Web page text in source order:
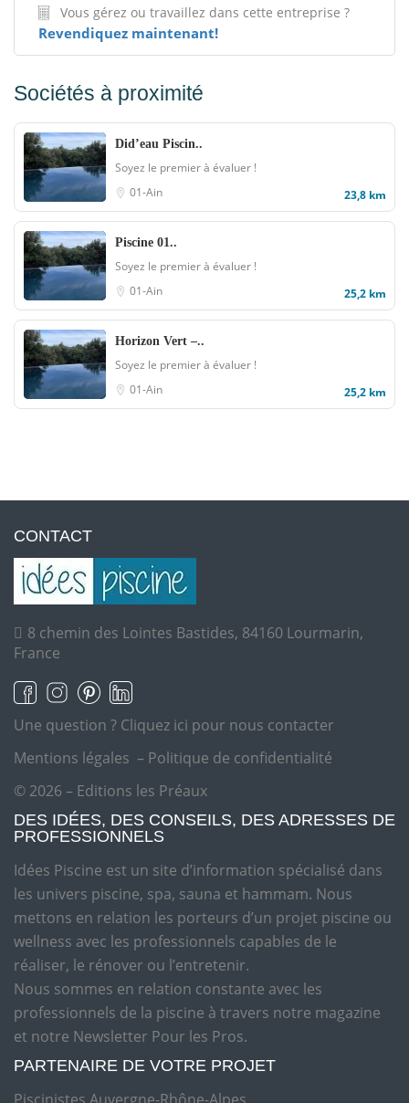
Vous gérez ou travaillez dans cette entreprise ?
Revendiquez maintenant!
Sociétés à proximité
Did’eau Piscin..
Soyez le premier à évaluer !
01-Ain
23,8 km
Piscine 01..
Soyez le premier à évaluer !
01-Ain
25,2 km
Horizon Vert –..
Soyez le premier à évaluer !
01-Ain
25,2 km
CONTACT
8 chemin des Lointes Bastides, 84160 Lourmarin,
France
Une question ? Cliquez ici pour nous contacter
Mentions légales – Politique de confidentialité
© 2026 – Editions les Préaux
DES IDÉES, DES CONSEILS, DES ADRESSES DE
PROFESSIONNELS
Idées Piscine est un site d’information spécialisé dans
les univers piscine, spa, sauna et hammam. Nous
mettons en relation les porteurs d’un projet piscine ou
wellness avec les professionnels capables de le
réaliser, le rénover ou l’entretenir.
Nous sommes en relation constante avec les
professionnels de la piscine à travers notre magazine
et notre Newsletter Pour les Pros.
PARTENAIRE DE VOTRE PROJET